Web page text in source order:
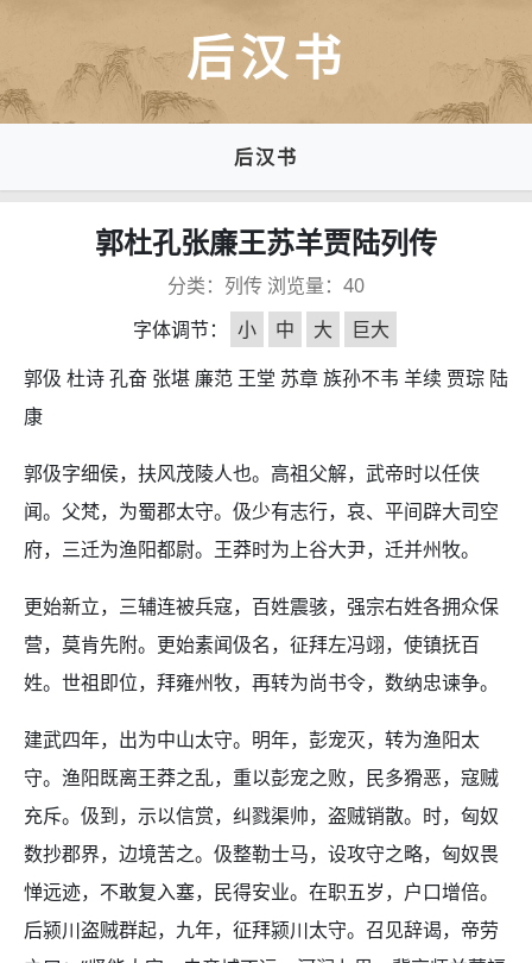
后汉书
后汉书
郭杜孔张廉王苏羊贾陆列传
分类： 列传 浏览量： 40
字体调节：
小 中 大
巨大
郭伋 杜诗 孔奋 张堪 廉范 王堂 苏章 族孙不韦 羊续 贾琮 陆
康
郭伋字细侯，扶风茂陵人也。高祖父解，武帝时以任侠
闻。父梵，为蜀郡太守。伋少有志行，哀、平间辟大司空
府，三迁为渔阳都尉。王莽时为上谷大尹，迁并州牧。
更始新立，三辅连被兵寇，百姓震骇，强宗右姓各拥众保
营，莫肯先附。更始素闻伋名，征拜左冯翊，使镇抚百
姓。世祖即位，拜雍州牧，再转为尚书令，数纳忠谏争。
建武四年，出为中山太守。明年，彭宠灭，转为渔阳太
守。渔阳既离王莽之乱，重以彭宠之败，民多猾恶，寇贼
充斥。伋到，示以信赏，纠戮渠帅，盗贼销散。时，匈奴
数抄郡界，边境苦之。伋整勒士马，设攻守之略，匈奴畏
惮远迹，不敢复入塞，民得安业。在职五岁，户口增倍。
后颍川盗贼群起，九年，征拜颍川太守。召见辞谒，帝劳